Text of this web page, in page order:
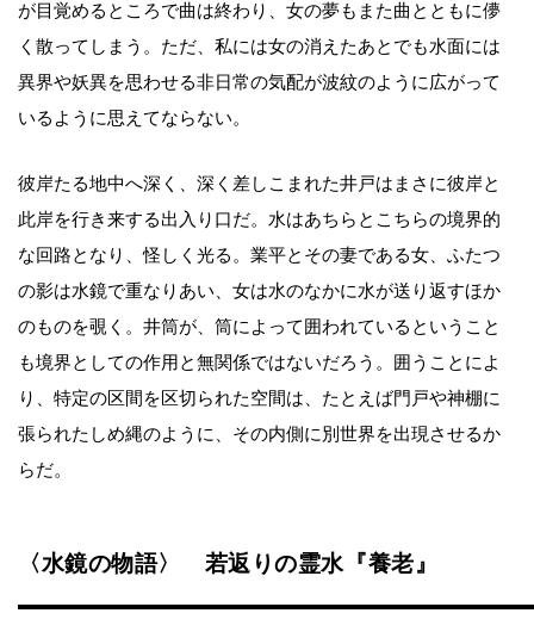
が目覚めるところで曲は終わり、女の夢もまた曲とともに儚
く散ってしまう。ただ、私には女の消えたあとでも水面には
異界や妖異を思わせる非日常の気配が波紋のように広がって
いるように思えてならない。
彼岸たる地中へ深く、深く差しこまれた井戸はまさに彼岸と
此岸を行き来する出入り口だ。水はあちらとこちらの境界的
な回路となり、怪しく光る。業平とその妻である女、ふたつ
の影は水鏡で重なりあい、女は水のなかに水が送り返すほか
のものを覗く。井筒が、筒によって囲われているということ
も境界としての作用と無関係ではないだろう。囲うことによ
り、特定の区間を区切られた空間は、たとえば門戸や神棚に
張られたしめ縄のように、その内側に別世界を出現させるか
らだ。
〈水鏡の物語〉 若返りの霊水『養老』